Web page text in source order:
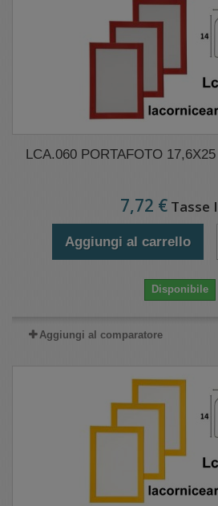
LCA.060 PORTAFOTO
7,72 € Tasse
Aggiungi al carrello
Disponibile
Aggiungi al comparatore